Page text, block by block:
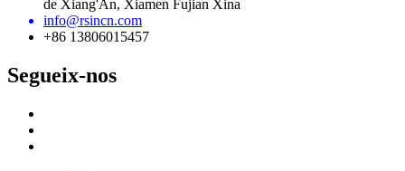
de Xiang'An, Xiamen Fujian Xina
info@rsincn.com
+86 13806015457
Segueix-nos